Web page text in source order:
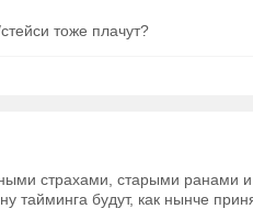
тоже плачут?
страхами, старыми ранами
тайминга будут, как нынче